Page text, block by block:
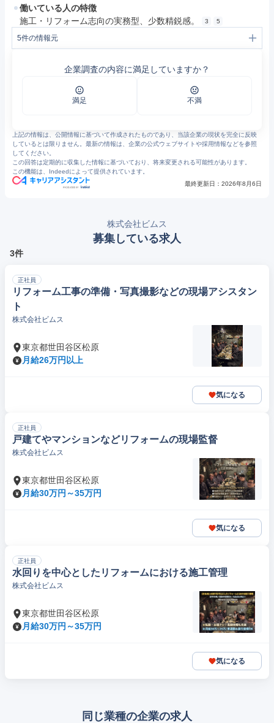
働いている人の特徴
施工・リフォーム志向の実務型、少数精鋭感。
3 5
5件の情報元
事業紹介 | 株式会社ビムス｜オフィシャルサイト
ビムスのお仕事 | 株式会社ビムス｜オフィシャルサイト
企業調査の内容に満足していますか？
満足 不満
上記の情報は、公開情報に基づいて作成されたものであり、当該企業の現状を完全に反映
しているとは限りません。最新の情報は、企業の公式ウェブサイトや採用情報などを参照
してください。
この回答は定期的に収集した情報に基づいており、将来変更される可能性があります。
この機能は、Indeedによって提供されています。
最終更新日： 2026年8月6日
株式会社ビムス
募集している求人
3件
正社員
リフォーム工事の準備・写真撮影などの現場アシスタン
ト
株式会社ビムス
東京都世田谷区松原
月給26万円以上
気になる
正社員
戸建てやマンションなどリフォームの現場監督
株式会社ビムス
東京都世田谷区松原
月給30万円～35万円
気になる
正社員
水回りを中心としたリフォームにおける施工管理
株式会社ビムス
東京都世田谷区松原
月給30万円～35万円
気になる
同じ業種の企業の求人